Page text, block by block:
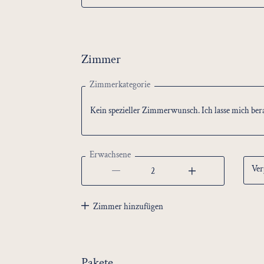
Zimmer
Zimmerkategorie
Kein spezieller Zimmerwunsch. Ich lasse mich
Kein spezieller Zimmerwunsch. Ich lasse mich
Tower Room
Urban Room Plus
Erwachsene
Zimmer hinzufügen